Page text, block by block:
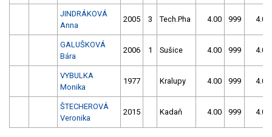
JINDRÁKOVÁ
Anna
2005 3 Tech.Pha 4.00 999 4.00
GALUŠKOVÁ
Bára
2006 1 Sušice 4.00 999 4.00
VYBULKA
Monika
1977 Kralupy 4.00 999 4.00
ŠTECHEROVÁ
Veronika
2015 Kadaň 4.00 999 4.00